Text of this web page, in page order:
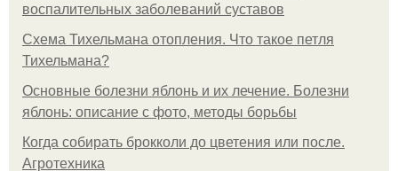
воспалительных заболеваний суставов
Схема Тихельмана отопления. Что такое петля
Тихельмана?
Основные болезни яблонь и их лечение. Болезни
яблонь: описание с фото, методы борьбы
Когда собирать брокколи до цветения или после.
Агротехника